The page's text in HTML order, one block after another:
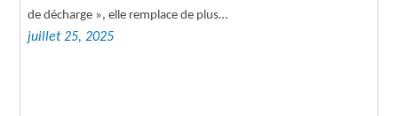
de décharge », elle remplace de plus…
juillet 25, 2025